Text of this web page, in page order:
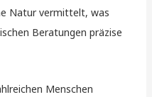
Natur vermittelt, was
Beratungen präzise
Menschen